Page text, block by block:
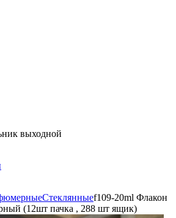
выходной
Стеклянныеf109-20ml Флакон
(12шт пачка , 288 шт ящик)